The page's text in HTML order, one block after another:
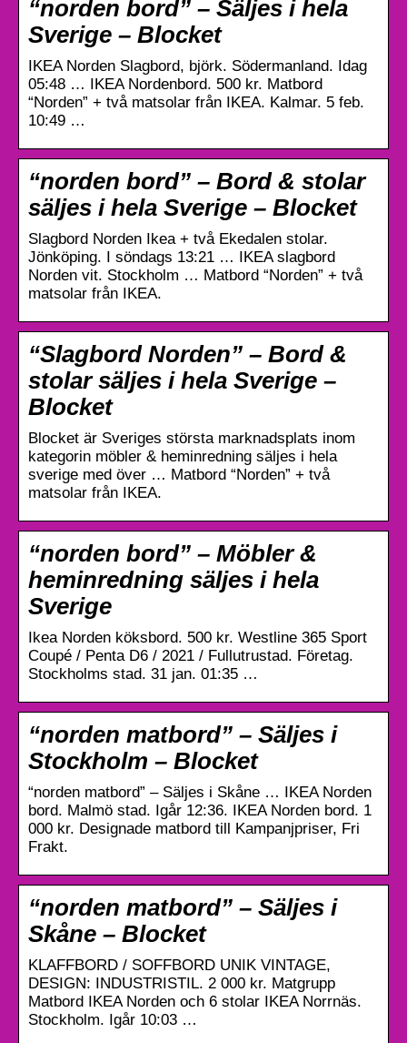
“norden bord” – Säljes i hela
Sverige – Blocket
IKEA Norden Slagbord, björk. Södermanland. Idag
05:48 … IKEA Nordenbord. 500 kr. Matbord
“Norden” + två matsolar från IKEA. Kalmar. 5 feb.
10:49 …
“norden bord” – Bord & stolar
säljes i hela Sverige – Blocket
Slagbord Norden Ikea + två Ekedalen stolar.
Jönköping. I söndags 13:21 … IKEA slagbord
Norden vit. Stockholm … Matbord “Norden” + två
matsolar från IKEA.
“Slagbord Norden” – Bord &
stolar säljes i hela Sverige –
Blocket
Blocket är Sveriges största marknadsplats inom
kategorin möbler & heminredning säljes i hela
sverige med över … Matbord “Norden” + två
matsolar från IKEA.
“norden bord” – Möbler &
heminredning säljes i hela
Sverige
Ikea Norden köksbord. 500 kr. Westline 365 Sport
Coupé / Penta D6 / 2021 / Fullutrustad. Företag.
Stockholms stad. 31 jan. 01:35 …
“norden matbord” – Säljes i
Stockholm – Blocket
“norden matbord” – Säljes i Skåne … IKEA Norden
bord. Malmö stad. Igår 12:36. IKEA Norden bord. 1
000 kr. Designade matbord till Kampanjpriser, Fri
Frakt.
“norden matbord” – Säljes i
Skåne – Blocket
KLAFFBORD / SOFFBORD UNIK VINTAGE,
DESIGN: INDUSTRISTIL. 2 000 kr. Matgrupp
Matbord IKEA Norden och 6 stolar IKEA Norrnäs.
Stockholm. Igår 10:03 …